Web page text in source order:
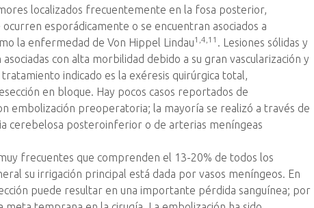
localizados frecuentemente en la fosa posterior,
esporádicamente o se encuentran asociados a
la enfermedad de Von Hippel Lindau1,4,11 . Lesiones sólidas y
con alta morbilidad debido a su gran vascularización y
tratamiento indicado es la exéresis quirúrgica total,
en bloque. Hay pocos casos reportados de
embolización preoperatoria; la mayoría se realizó a través de
cerebelosa posteroinferior o de arterias meníngeas
frecuentes que comprenden el 13-20% de todos los
su irrigación principal está dada por vasos meníngeos. En
puede resultar en una importante pérdida sanguínea; por